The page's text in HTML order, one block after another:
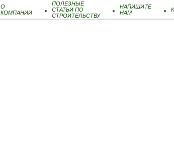
О
КОМПАНИИ
ПОЛЕЗНЫЕ
СТАТЬИ ПО
СТРОИТЕЛЬСТВУ
НАПИШИТЕ
НАМ